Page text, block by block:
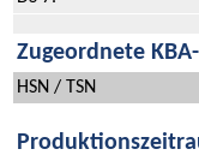
Zugeordnete
HSN / TSN